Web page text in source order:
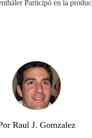
Participó en la
Raul J. Gomzalez